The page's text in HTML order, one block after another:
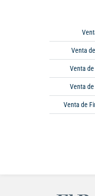
Venta
Venta
Venta
Venta de